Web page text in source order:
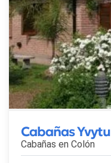
Cabañas Yvytu
Cabañas en Colón